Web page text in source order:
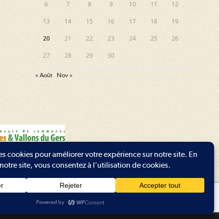
6 7 8 9 10 11 12
13 14 15 16 17 18 19
20 21 22 23 24 25 26
27 28 29 30
« Août Nov »